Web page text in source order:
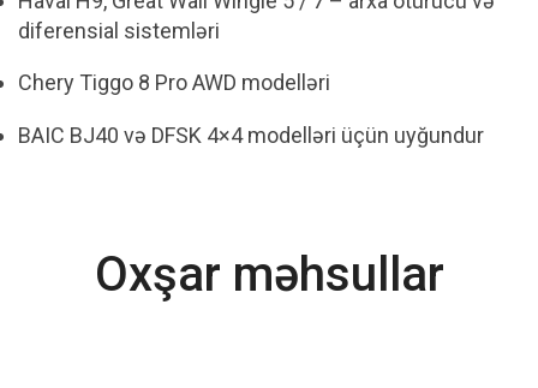
diferensial sistemləri
Chery Tiggo 8 Pro AWD modelləri
BAIC BJ40 və DFSK 4×4 modelləri üçün uyğundur
Oxşar məhsullar